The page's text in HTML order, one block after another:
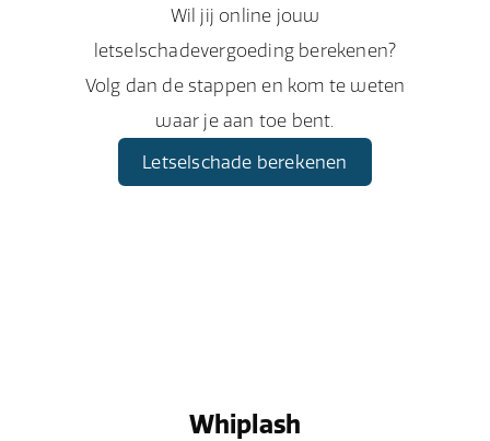
Wil jij online jouw
letselschadevergoeding berekenen?
Volg dan de stappen en kom te weten
waar je aan toe bent.
Letselschade berekenen
Whiplash